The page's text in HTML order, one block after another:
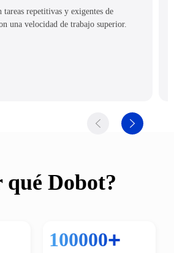
tareas repetitivas y exigentes de
una velocidad de trabajo superior.
qué Dobot?
100000+